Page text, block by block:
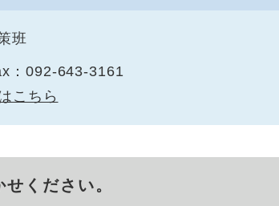
班
：092-643-3161
こちら
ください。